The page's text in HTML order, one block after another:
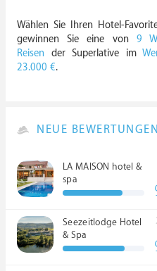
Wählen Sie Ihren Hotel-
gewinnen Sie eine von 9
Reisen der Superlative im
23.000 €.
NEUE BEWERTUNGEN
LA MAISON hotel &
spa
Seezeitlodge Hotel
& Spa